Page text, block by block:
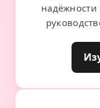
надёжности